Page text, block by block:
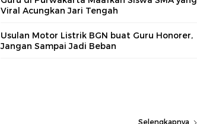
Viral Acungkan Jari Tengah
Usulan Motor Listrik BGN buat Guru Honorer,
Jangan Sampai Jadi Beban
Selengkapnya